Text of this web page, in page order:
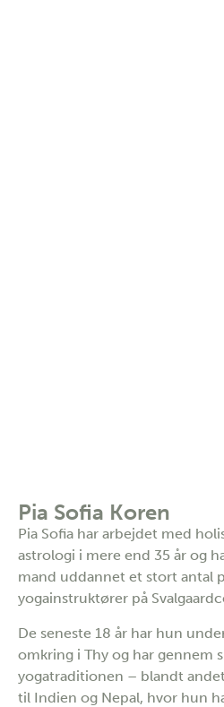
Pia Sofia Koren
Pia Sofia har arbejdet med
astrologi i mere end 35 år og
mand uddannet et stort antal
yogainstruktører på
De seneste 18 år har hun
omkring i Thy og har gennem
yogatraditionen – blandt
til Indien og Nepal, hvor hun